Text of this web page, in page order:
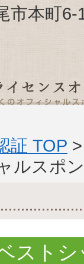
市本町
証 TOP
ルスポ
ストシ